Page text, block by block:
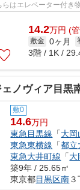
はエレベーター付き
を提供できる...
14.2万円 (
敷金 0ヶ月
3階 / 1K /
ノヴィア目黒南グ
敷0
14.6万円
東急目黒線 「大岡
東急東横線 「都立
東急大井町線 「大
築9年 / 25.65㎡
東京都目黒区南